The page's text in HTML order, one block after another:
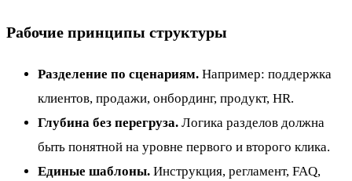
Рабочие принципы структуры
Разделение по сценариям. Например: поддержка
клиентов, продажи, онбординг, продукт, HR.
Глубина без перегруза. Логика разделов должна
быть понятной на уровне первого и второго клика.
Единые шаблоны. Инструкция, регламент, FAQ,